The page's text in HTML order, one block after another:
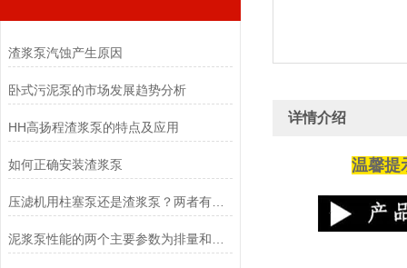
渣浆泵汽蚀产生原因
卧式污泥泵的市场发展趋势分析
HH高扬程渣浆泵的特点及应用
如何正确安装渣浆泵
压滤机用柱塞泵还是渣浆泵？两者有什么区别的？
详情介绍
温馨提